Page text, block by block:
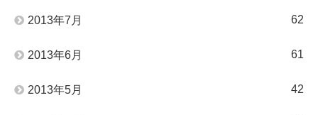
2013年7月 62
2013年6月 61
2013年5月 42